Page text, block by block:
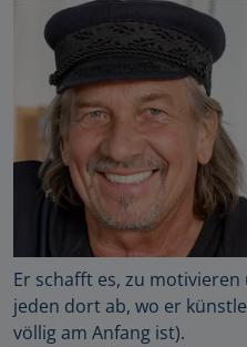
Er schafft es, zu
jeden dort ab, wo er
völlig am Anfang ist).